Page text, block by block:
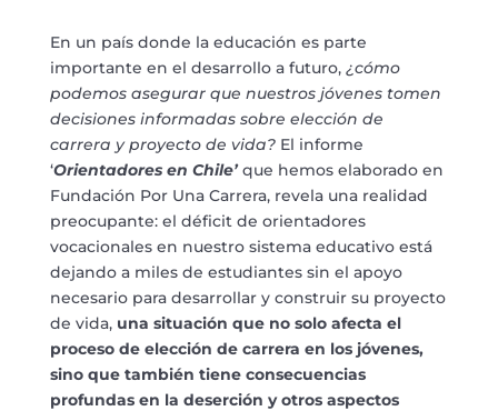
En un país donde la educación es parte
importante en el desarrollo a futuro, ¿cómo
podemos asegurar que nuestros jóvenes tomen
decisiones informadas sobre elección de
carrera y proyecto de vida?El informe
‘Orientadores en Chile’que hemos elaborado en
Fundación Por Una Carrera, revela una realidad
preocupante: el déficit de orientadores
vocacionales en nuestro sistema educativo está
dejando a miles de estudiantes sin el apoyo
necesario para desarrollar y construir su proyecto
de vida, una situación que no solo afecta el
proceso de elección de carrera en los jóvenes,
sino que también tiene consecuencias
profundas en la deserción y otros aspectos